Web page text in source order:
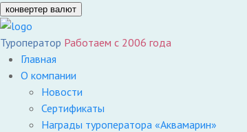
конвертер валют
Туроператор Работаем с 2006 года
Главная
О компании
Новости
Сертификаты
Награды туроператора «Аквамарин»